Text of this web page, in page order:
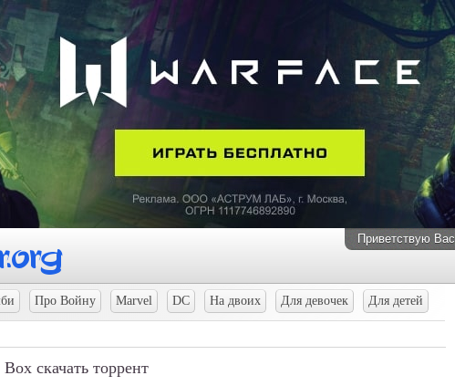
Приветствую Вас
Про Войну Marvel DC На двоих Для девочек Для детей
скачать торрент